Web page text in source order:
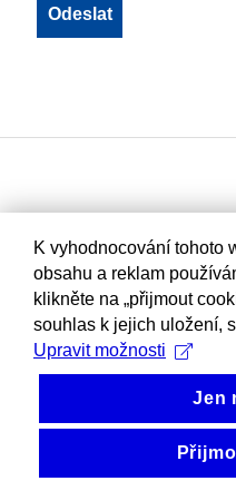
K vyhodnocování tohoto
obsahu a reklam
klikněte na „přijmout
souhlas k jejich uložení,
Upravit možnosti
Jen